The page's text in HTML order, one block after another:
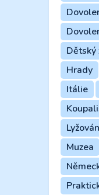
Dětský
Hrady
Itálie
Muzea